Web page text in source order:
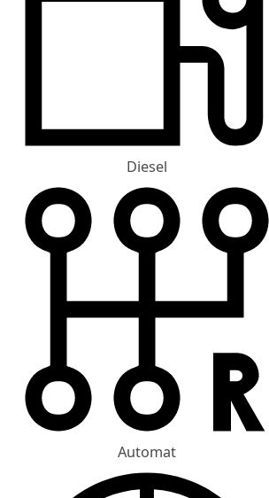
Diesel
Automat